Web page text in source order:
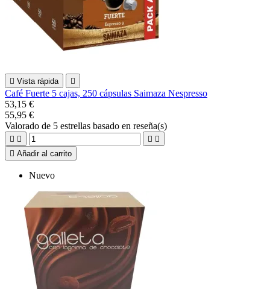
 Vista rápida 
Café Fuerte 5 cajas, 250 cápsulas Saimaza Nespresso
53,15 €
55,95 €
Valorado de 5 estrellas basado en reseña(s)
   
 Añadir al carrito
Nuevo